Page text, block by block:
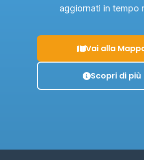
aggiornati in tempo
Vai alla
Scopri di più